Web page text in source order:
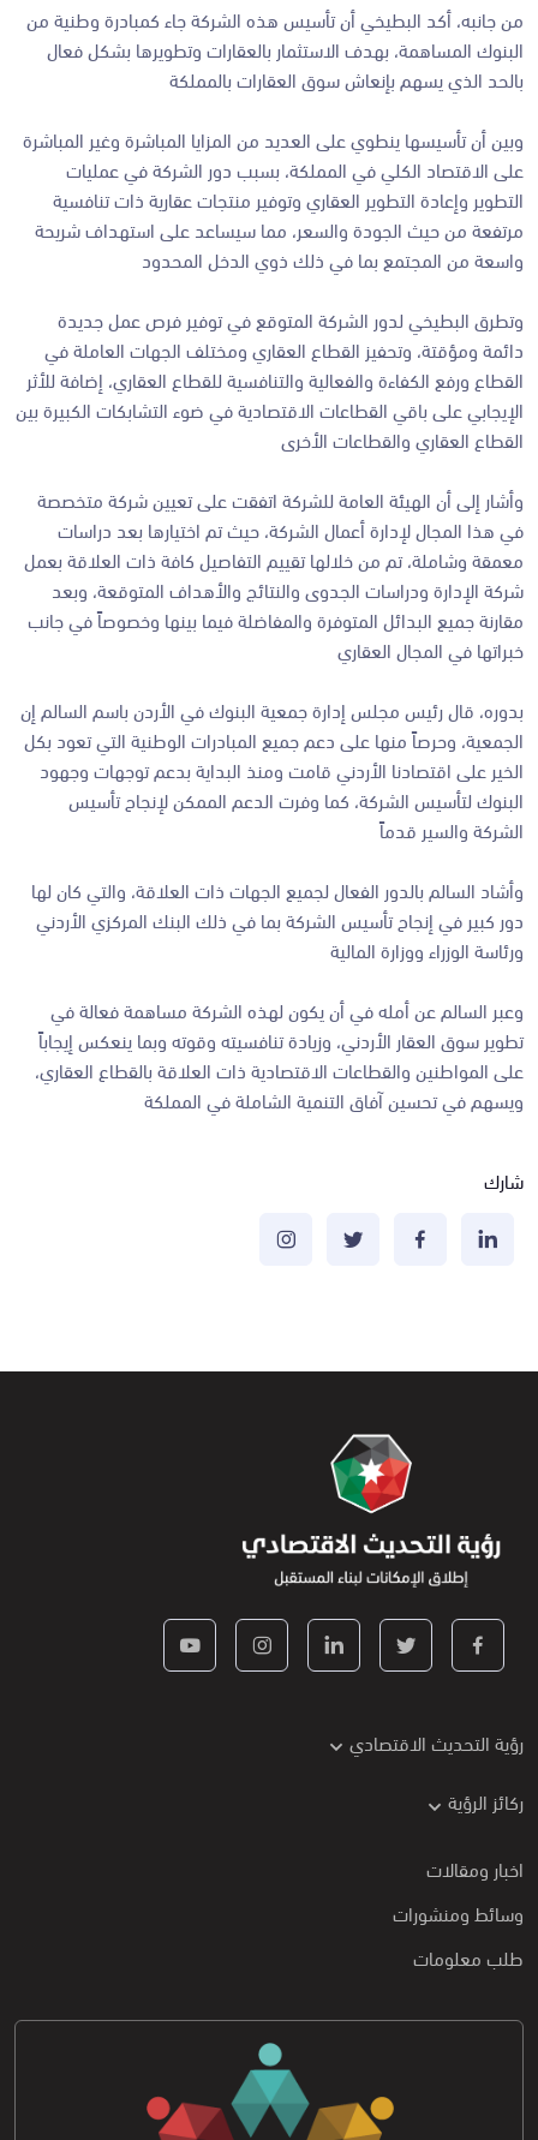
من جانبه، أكد البطيخي أن تأسيس هذه الشركة جاء كمبادرة وطنية من
البنوك المساهمة، بهدف الاستثمار بالعقارات وتطويرها بشكل فعال
بالحد الذي يسهم بإنعاش سوق العقارات بالمملكة
وبين أن تأسيسها ينطوي على العديد من المزايا المباشرة وغير المباشرة
على الاقتصاد الكلي في المملكة، بسبب دور الشركة في عمليات
التطوير وإعادة التطوير العقاري وتوفير منتجات عقارية ذات تنافسية
مرتفعة من حيث الجودة والسعر، مما سيساعد على استهداف شريحة
واسعة من المجتمع بما في ذلك ذوي الدخل المحدود
وتطرق البطيخي لدور الشركة المتوقع في توفير فرص عمل جديدة
دائمة ومؤقتة، وتحفيز القطاع العقاري ومختلف الجهات العاملة في
القطاع ورفع الكفاءة والفعالية والتنافسية للقطاع العقاري، إضافة للأثر
الإيجابي على باقي القطاعات الاقتصادية في ضوء التشابكات الكبيرة بين
القطاع العقاري والقطاعات الأخرى
وأشار إلى أن الهيئة العامة للشركة اتفقت على تعيين شركة متخصصة
في هذا المجال لإدارة أعمال الشركة، حيث تم اختيارها بعد دراسات
معمقة وشاملة، تم من خلالها تقييم التفاصيل كافة ذات العلاقة بعمل
شركة الإدارة ودراسات الجدوى والنتائج والأهداف المتوقعة، وبعد
مقارنة جميع البدائل المتوفرة والمفاضلة فيما بينها وخصوصاً في جانب
خبراتها في المجال العقاري
بدوره، قال رئيس مجلس إدارة جمعية البنوك في الأردن باسم السالم إن
الجمعية، وحرصاً منها على دعم جميع المبادرات الوطنية التي تعود بكل
الخير على اقتصادنا الأردني قامت ومنذ البداية بدعم توجهات وجهود
البنوك لتأسيس الشركة، كما وفرت الدعم الممكن لإنجاح تأسيس
الشركة والسير قدماً
وأشاد السالم بالدور الفعال لجميع الجهات ذات العلاقة، والتي كان لها
دور كبير في إنجاح تأسيس الشركة بما في ذلك البنك المركزي الأردني
ورئاسة الوزراء ووزارة المالية
وعبر السالم عن أمله في أن يكون لهذه الشركة مساهمة فعالة في
تطوير سوق العقار الأردني، وزيادة تنافسيته وقوته وبما ينعكس إيجاباً
على المواطنين والقطاعات الاقتصادية ذات العلاقة بالقطاع العقاري،
ويسهم في تحسين آفاق التنمية الشاملة في المملكة
شارك
رؤية التحديث الاقتصادي
ركائز الرؤية
اخبار ومقالات
وسائط ومنشورات
طلب معلومات